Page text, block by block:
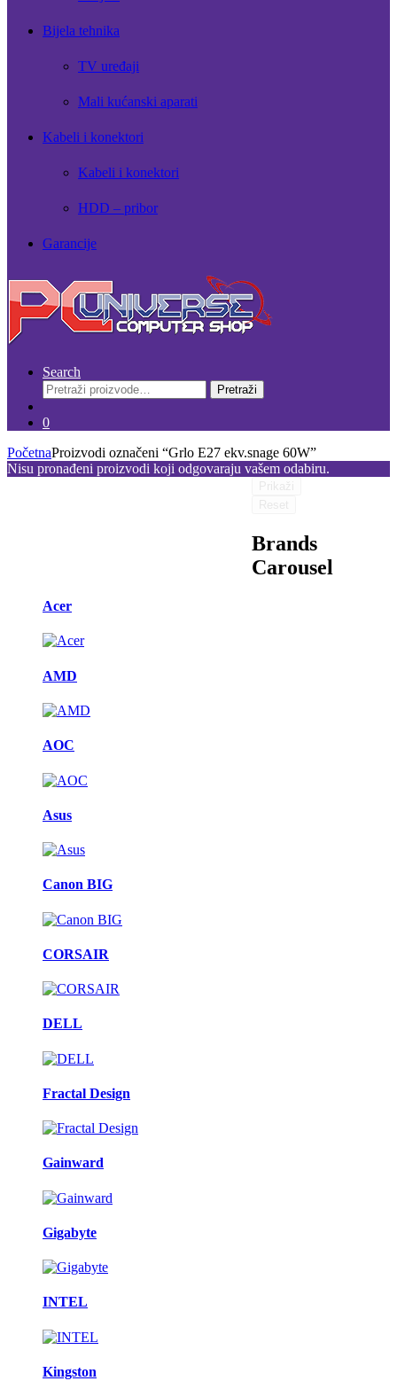
Bijela tehnika
TV uređaji
Mali kućanski aparati
Kabeli i konektori
Kabeli i konektori
HDD – pribor
Garancije
Search
Pretraži:
Pretraži
0
PočetnaProizvodi označeni “Grlo E27 ekv.snage 60W”
Nisu pronađeni proizvodi koji odgovaraju vašem odabiru.
Brands
Carousel
Acer
AMD
AOC
Asus
Canon BIG
CORSAIR
DELL
Fractal Design
Gainward
Gigabyte
INTEL
Kingston